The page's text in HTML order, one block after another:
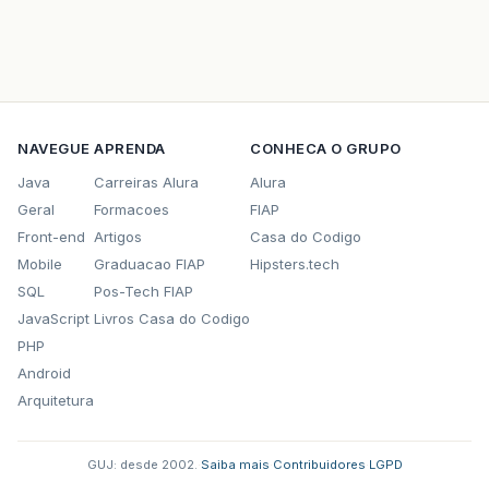
NAVEGUE
Java
Geral
Front-end
Mobile
SQL
JavaScript
PHP
Android
Arquitetura
APRENDA
Carreiras Alura
Formacoes
Artigos
Graduacao FIAP
Pos-Tech FIAP
Livros Casa do Codigo
CONHECA O GRUPO
Alura
FIAP
Casa do Codigo
Hipsters.tech
GUJ: desde 2002. Saiba mais Contribuidores LGPD